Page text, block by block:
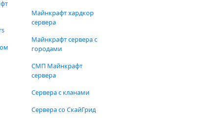
Майнкрафт хардкор
сервера
Майнкрафт сервера с
городами
СМП Майнкрафт
сервера
Сервера с кланами
Сервера со СкайГрид